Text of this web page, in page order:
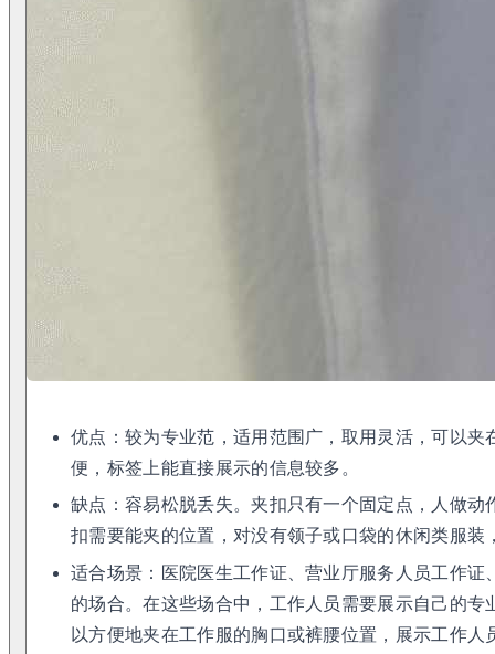
优点：较为专业范，适用范围广，取用灵活，可以夹
便，标签上能直接展示的信息较多。
缺点：容易松脱丢失。夹扣只有一个固定点，人做
扣需要能夹的位置，对没有领子或口袋的休闲类服装
适合场景：医院医生工作证、营业厅服务人员工作
的场合。在这些场合中，工作人员需要展示自己的
以方便地夹在工作服的胸口或裤腰位置，展示工作